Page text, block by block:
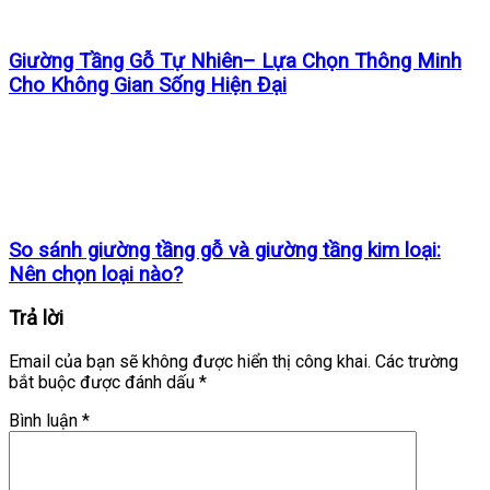
Giường Tầng Gỗ Tự Nhiên– Lựa Chọn Thông Minh
Cho Không Gian Sống Hiện Đại
So sánh giường tầng gỗ và giường tầng kim loại:
Nên chọn loại nào?
Trả lời
Email của bạn sẽ không được hiển thị công khai. Các trường
bắt buộc được đánh dấu *
Bình luận *